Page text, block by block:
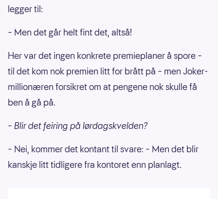
legger til:
– Men det går helt fint det, altså!
Her var det ingen konkrete premieplaner å spore –
til det kom nok premien litt for brått på – men Joker-
millionæren forsikret om at pengene nok skulle få
ben å gå på.
– Blir det feiring på lørdagskvelden?
– Nei, kommer det kontant til svare: – Men det blir
kanskje litt tidligere fra kontoret enn planlagt.